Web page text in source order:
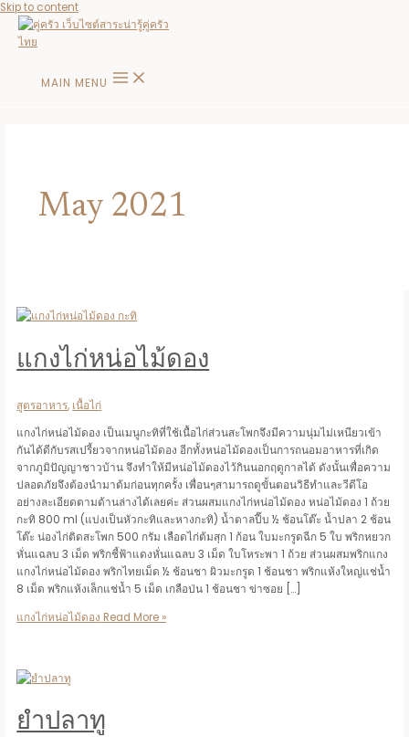
Skip to content
MAIN MENU
May 2021
แกงไก่หน่อไม้ดอง
สูตรอาหาร, เนื้อไก่
แกงไก่หน่อไม้ดอง เป็นเมนูกะทิที่ใช้เนื้อไก่ส่วนสะโพกจึงมีความนุ่มไม่เหนียวเข้า
กันได้ดีกับรสเปรี้ยวจากหน่อไม้ดอง อีกทั้งหน่อไม้ดองเป็นการถนอมอาหารที่เกิด
จากภูมิปัญญาชาวบ้าน จึงทำให้มีหน่อไม้ดองไว้กินนอกฤดูกาลได้ ดังนั้นเพื่อความ
ปลอดภัยจึงต้องนำมาต้มก่อนทุกครั้ง เพื่อนๆสามารถดูขั้นตอนวิธีทำและวีดีโอ
อย่างละเอียดตามด้านล่างได้เลยค่ะ ส่วนผสมแกงไก่หน่อไม้ดอง หน่อไม้ดอง 1 ถ้วย
กะทิ 800 ml (แบ่งเป็นหัวกะทิและหางกะทิ) น้ำตาลปี๊บ ½ ช้อนโต๊ะ น้ำปลา 2 ช้อน
โต๊ะ น่องไก่ติดสะโพก 500 กรัม เลือดไก่ต้มสุก 1 ก้อน ใบมะกรูดฉีก 5 ใบ พริกหยวก
หั่นแฉลบ 3 เม็ด พริกชี้ฟ้าแดงหั่นแฉลบ 3 เม็ด ใบโหระพา 1 ถ้วย ส่วนผสมพริกแกง
แกงไก่หน่อไม้ดอง พริกไทยเม็ด ½ ช้อนชา ผิวมะกรูด 1 ช้อนชา พริกแห้งใหญ่แช่น้ำ
8 เม็ด พริกแห้งเล็กแช่น้ำ 5 เม็ด เกลือป่น 1 ช้อนชา ข่าซอย […]
แกงไก่หน่อไม้ดอง Read More »
ยำปลาทู